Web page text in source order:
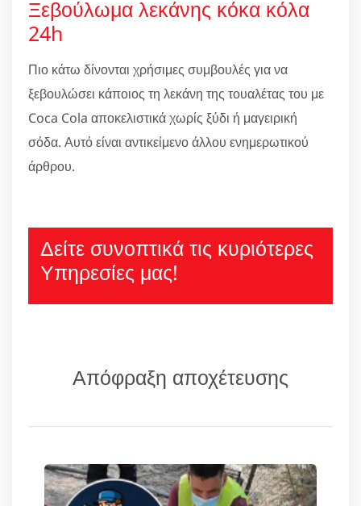
Ξεβούλωμα λεκάνης κόκα κόλα
24h
Πιο κάτω δίνονται χρήσιμες συμβουλές για να
ξεβουλώσει κάποιος τη λεκάνη της τουαλέτας του με
Coca Cola αποκελιστικά χωρίς ξύδι ή μαγειρική
σόδα. Αυτό είναι αντικείμενο άλλου ενημερωτικού
άρθρου.
Δείτε συνοπτικά τις κυριότερες
Υπηρεσίες μας!
Απόφραξη αποχέτευσης